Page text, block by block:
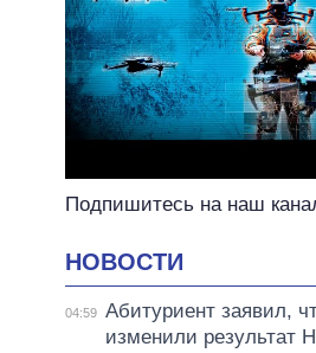
Подпишитесь на наш
НОВОСТИ
04:59 Абитуриент заявил,
изменили результат